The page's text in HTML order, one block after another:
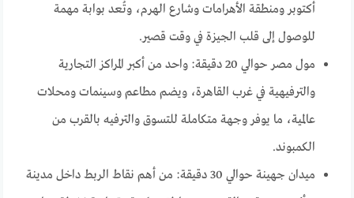
أكتوبر ومنطقة الأهرامات وشارع الهرم، وتُعد بوابة مهمة
للوصول إلى قلب الجيزة في وقت قصير.
مول مصر حوالي 20 دقيقة: واحد من أكبر المراكز التجارية
والترفيهية في غرب القاهرة، ويضم مطاعم وسينمات ومحلات
عالمية، ما يوفر وجهة متكاملة للتسوق والترفيه بالقرب من
الكمبوند.
ميدان جهينة حوالي 30 دقيقة: من أهم نقاط الربط داخل مدينة